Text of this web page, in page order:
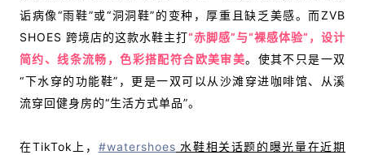
诟病像“雨鞋”或“洞洞鞋”的变种，厚重且缺乏美感。而ZVB
SHOES 跨境店的这款水鞋主打“赤脚感”与“裸感体验”，设计
简约、线条流畅，色彩搭配符合欧美审美。 使其不只是一双
“下水穿的功能鞋”，更是一双可以从沙滩穿进咖啡馆、从溪
流穿回健身房的“生活方式单品”。
在TikTok上， #watershoes 水鞋相关话题的曝光量在近期